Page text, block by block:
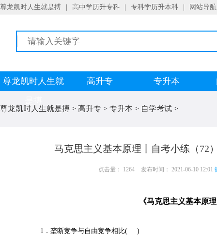
尊龙凯时人生就是搏 高中学历升专科 专科学历升本科 网站导航
尊龙凯时人生就
高升专 专升本
尊龙凯时人生就是搏 > 高升专 > 专升本 > 自学考试 >
马克思主义基本原理丨自考小练（72
点击量： 1264 发布时间： 2021-06-10 12:01
《马克思主义基本原
1．垄断竞争与自由竞争相比( )